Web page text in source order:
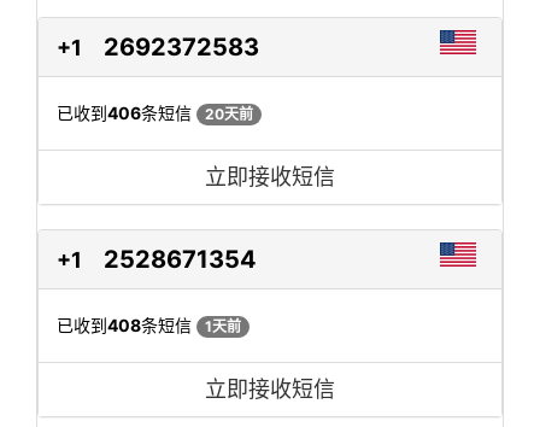
+1 2692372583
已收到406条短信 20天前
立即接收短信
+1 2528671354
已收到408条短信 1天前
立即接收短信